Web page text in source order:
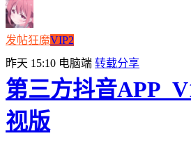
发帖狂魔VIP2
昨天 15:10 电脑端 转载分享
第三方抖音
视版